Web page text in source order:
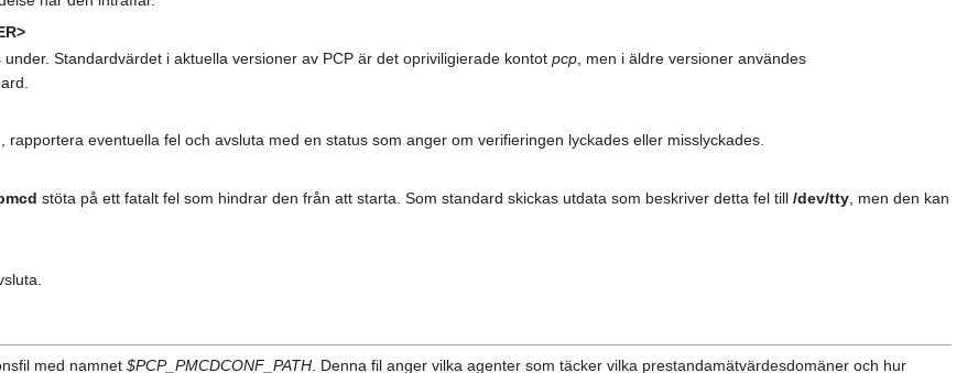
under. Standardvärdet i aktuella versioner av PCP är det opriviligierade kontotpcp , men i äldre versioner användes
, rapportera eventuella fel och avsluta med en status som anger om verifieringen lyckades eller misslyckades.
stöta på ett fatalt fel som hindrar den från att starta. Som standard skickas utdata som beskriver detta fel till/dev/tty , men den kan
med namnet $PCP_PMCDCONF_PATH . Denna fil anger vilka agenter som täcker vilka prestandamätvärdesdomäner och hur